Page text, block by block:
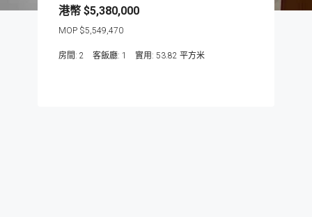
$5,380,000
$5,549,470
房間: 2 客飯廳: 1 53.82 平方米